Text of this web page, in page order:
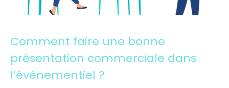
Comment faire une bonne
présentation commerciale dans
l’événementiel ?